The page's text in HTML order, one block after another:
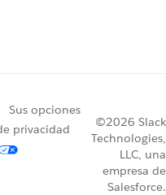
Sus opciones
privacidad
©2026 Slack
Technologies,
LLC, una
empresa de
Salesforce.